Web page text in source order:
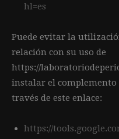
hl=es
Puede evitar la
relación con su uso de
https://
instalar el complemento
través de este enlace:
https://